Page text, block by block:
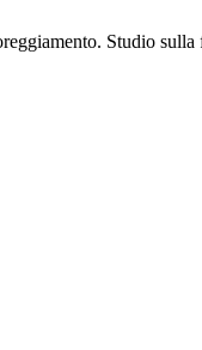
Studio